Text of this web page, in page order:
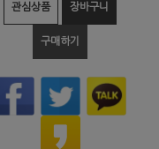
관심상품 장바구니
구매하기